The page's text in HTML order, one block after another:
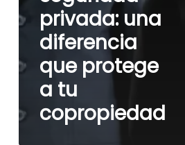
privada: una
diferencia
que protege
a tu
copropiedad